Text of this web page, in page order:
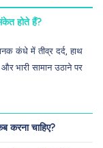
होते हैं?
कंधे में तीव्र दर्द, हाथ
भारी सामान उठाने पर
करना चाहिए?